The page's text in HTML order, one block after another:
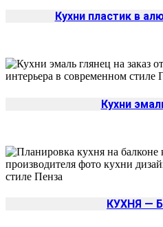
Кухни пластик в
Кухни
КУХНЯ —